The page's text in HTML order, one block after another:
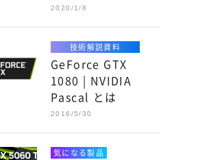
2020/1/8
技術解説資料
GeForce GTX
1080 | NVIDIA
Pascal とは
2016/5/30
気になる製品